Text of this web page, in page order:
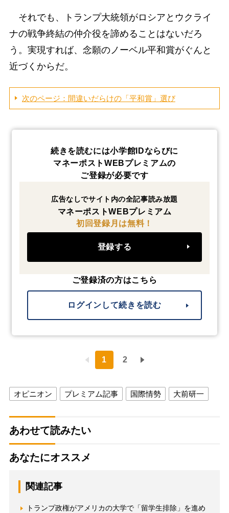
それでも、トランプ大統領がロシアとウクライ
ナの戦争終結の仲介役を諦めることはないだろ
う。実現すれば、念願のノーベル平和賞がぐんと
近づくからだ。
次のページ：間違いだらけの「平和賞」選び
続きを読むには小学館IDならびに
マネーポストWEBプレミアムの
ご登録が必要です
広告なしでサイト内の全記事読み放題
マネーポストWEBプレミアム
初回登録月は無料！
登録する
ご登録済の方はこちら
ログインして続きを読む
1 2
オピニオン プレミアム記事 国際情勢 大前研一
あわせて読みたい
あなたにオススメ
関連記事
トランプ政権がアメリカの大学で「留学生排除」を進め